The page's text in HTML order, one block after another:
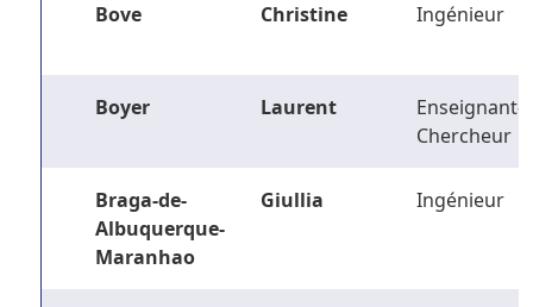
Bove Christine Ingénieur
Boyer Laurent
Enseignant-
Chercheur
Braga-de-
Albuquerque-
Maranhao
Giullia Ingénieur